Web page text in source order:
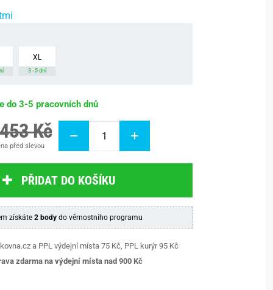
XL
3 - 5 dní
do 3-5 pracovních dnů
Kč
před slevou
PŘIDAT DO KOŠÍKU
získáte 2 bodydo věrnostního programu
a PPL výdejní místa 75 Kč, PPL kurýr 95 Kč
zdarma na výdejní místa nad 900 Kč